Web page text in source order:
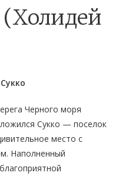
Черного моря
Сукко — поселок
место с
Наполненный